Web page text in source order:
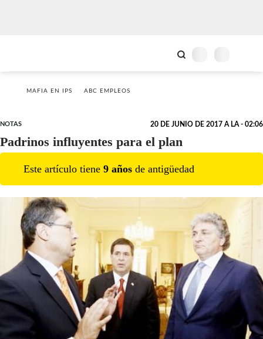
MAFIA EN IPS ABC EMPLEOS
NOTAS 20 DE JUNIO DE 2017 A LA - 02:06
Padrinos influyentes para el plan
Este artículo tiene 9 años de antigüedad